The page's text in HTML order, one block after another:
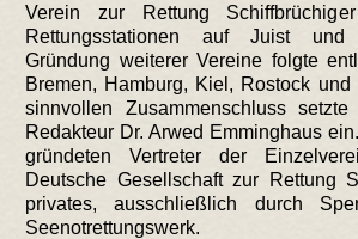
Verein zur Rettung
Rettungsstationen auf Juist
Gründung weiterer Vereine folgte
Bremen, Hamburg, Kiel, Rostock
sinnvollen Zusammenschluss
Redakteur Dr. Arwed Emminghaus
gründeten Vertreter der
Deutsche Gesellschaft zur Rettung
privates, ausschließlich durch
Seenotrettungswerk.